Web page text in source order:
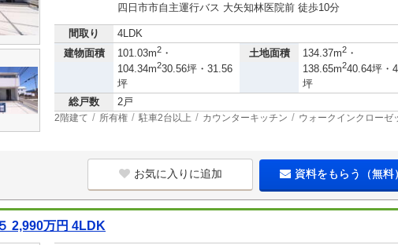
四日市市自主運行バス 大矢知林医院前 徒歩10分
間取り
4LDK
建物面積
101.03m2 ・
104.34m230.56坪・31.56
坪
土地面積 134.37m2 ・
138.65m240.64坪・
坪
総戸数
2戸
2階建て 所有権 駐車2台以上 カウンターキッチン ウォークインクローゼ
お気に入りに追加 資料をもらう（無料）
2,990万円 4LDK